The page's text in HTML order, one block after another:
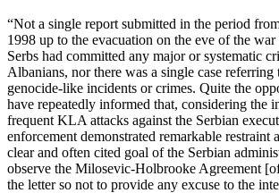
“Not a single report submitted in the period
1998 up to the evacuation on the eve of the
Serbs had committed any major or systematic
Albanians, nor there was a single case referring
genocide-like incidents or crimes. Quite the
have repeatedly informed that, considering the
frequent KLA attacks against the Serbian
enforcement demonstrated remarkable restraint
clear and often cited goal of the Serbian
observe the Milosevic-Holbrooke Agreement
the letter so not to provide any excuse to the